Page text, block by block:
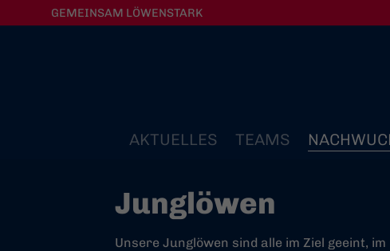
GEMEINSAM LÖWENSTARK
AKTUELLES TEAMS
Junglöwen
Unsere Junglöwen sind alle im Ziel geeint,